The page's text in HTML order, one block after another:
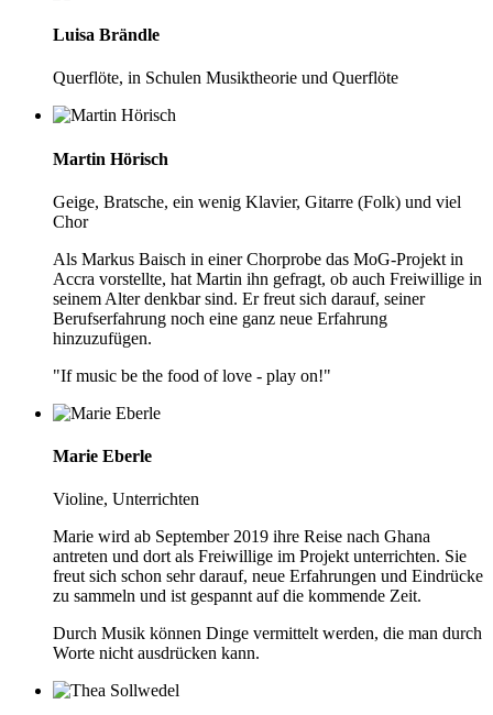
Luisa Brändle
Querflöte, in Schulen Musiktheorie und Querflöte
Martin Hörisch
Geige, Bratsche, ein wenig Klavier, Gitarre (Folk) und viel
Chor
Als Markus Baisch in einer Chorprobe das MoG-Projekt in
Accra vorstellte, hat Martin ihn gefragt, ob auch Freiwillige in
seinem Alter denkbar sind. Er freut sich darauf, seiner
Berufserfahrung noch eine ganz neue Erfahrung
hinzuzufügen.
"If music be the food of love - play on!"
Marie Eberle
Violine, Unterrichten
Marie wird ab September 2019 ihre Reise nach Ghana
antreten und dort als Freiwillige im Projekt unterrichten. Sie
freut sich schon sehr darauf, neue Erfahrungen und Eindrücke
zu sammeln und ist gespannt auf die kommende Zeit.
Durch Musik können Dinge vermittelt werden, die man durch
Worte nicht ausdrücken kann.